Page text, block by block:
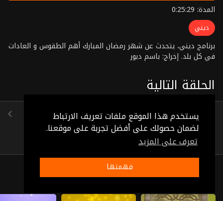
يستخدم هذا الموقع ملفات تعريف الارتباط
لضمان حصولك على أفضل تجربة على موقعنا.
تعرف على المزيد
فهمتها
المدة: 0:25:29
ديني
برنامج ديني، يتحدث عن شهر رمضان المبارك أهم الطقوس و العادات
في كل بلد. إخراج: باسم دبور
الحلقة التالية
الحلقة 10
(0:24:03)
ذات صلة